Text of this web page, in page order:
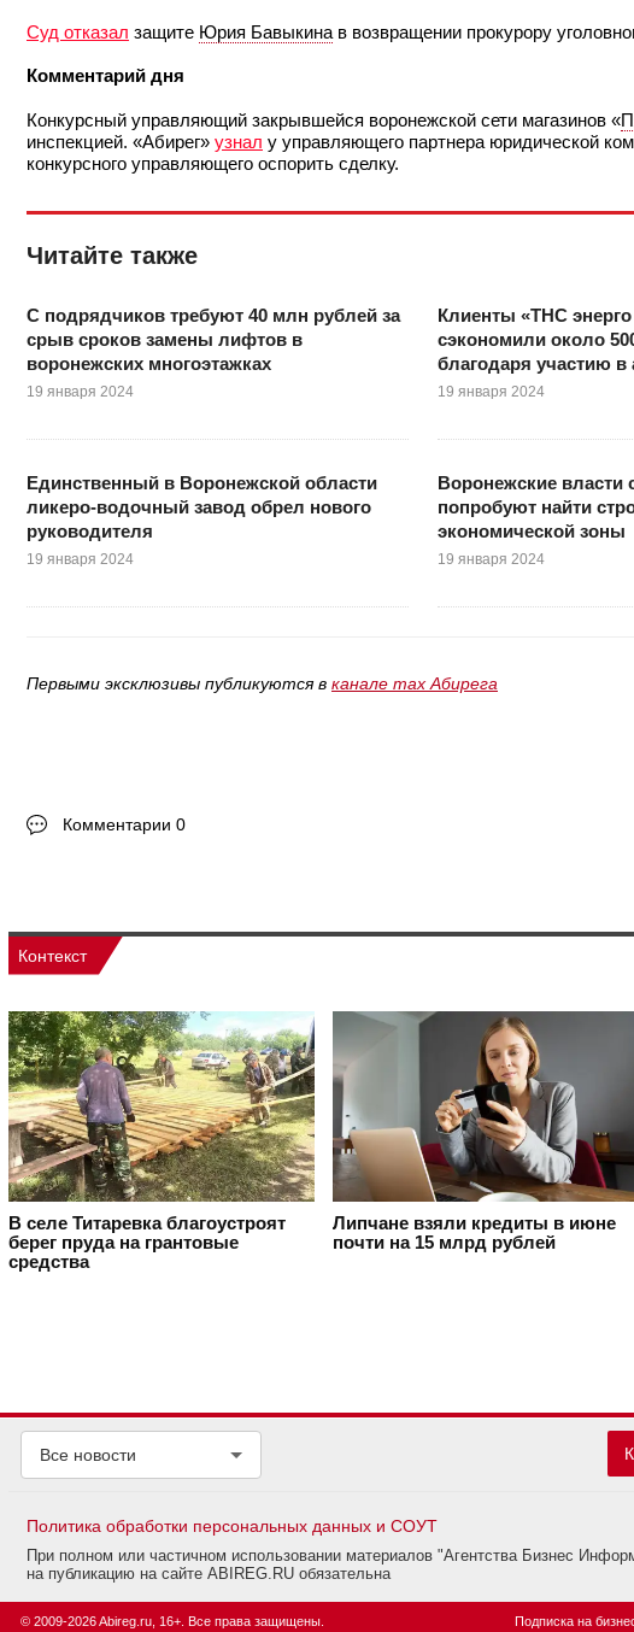
Суд отказал защите Юрия Бавыкина в возвращении прокурору
Комментарий дня
Конкурсный управляющий закрывшейся воронежской сети магазинов «
инспекцией. «Абирег» узнал у управляющего партнера юридической
конкурсного управляющего оспорить сделку.
Читайте также
С подрядчиков требуют 40 млн рублей за
срыв сроков замены лифтов в
воронежских многоэтажках
19 января 2024
Клиенты «ТНС
сэкономили около
благодаря участию в
19 января 2024
Единственный в Воронежской области
ликеро-водочный завод обрел нового
руководителя
19 января 2024
Воронежские власти
попробуют найти
экономической зоны
19 января 2024
Первыми эксклюзивы публикуются в канале max Абирега
Комментарии 0
Контекст
В селе Титаревка благоустроят
берег пруда на грантовые
средства
Липчане взяли кредиты в июне
почти на 15 млрд рублей
Все новости
Политика обработки персональных данных и СОУТ
При полном или частичном использовании материалов "Агентства Бизнес
на публикацию на сайте ABIREG.RU обязательна
© 2009-2026 Abireg.ru, 16+. Все права защищены. Подписка на